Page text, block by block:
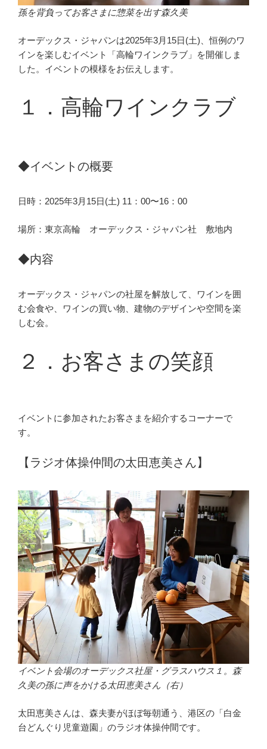
孫を背負ってお客さまに惣菜を出す森久美
オーデックス・ジャパンは2025年3月15日(土)、恒例のワ
インを楽しむイベント「高輪ワインクラブ」を開催しま
した。イベントの模様をお伝えします。
１．高輪ワインクラブ
◆イベントの概要
日時：2025年3月15日(土) 11：00〜16：00
場所：東京高輪 オーデックス・ジャパン社 敷地内
◆内容
オーデックス・ジャパンの社屋を解放して、ワインを囲
む会食や、ワインの買い物、建物のデザインや空間を楽
しむ会。
２．お客さまの笑顔
イベントに参加されたお客さまを紹介するコーナーで
す。
【ラジオ体操仲間の太田恵美さん】
イベント会場のオーデックス社屋・グラスハウス１。森
久美の孫に声をかける太田恵美さん（右）
太田恵美さんは、森夫妻がほぼ毎朝通う、港区の「白金
台どんぐり児童遊園」のラジオ体操仲間です。